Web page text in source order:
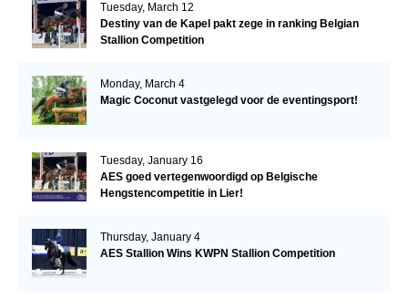
Tuesday, March 12
Destiny van de Kapel pakt zege in ranking Belgian
Stallion Competition
Monday, March 4
Magic Coconut vastgelegd voor de eventingsport!
Tuesday, January 16
AES goed vertegenwoordigd op Belgische
Hengstencompetitie in Lier!
Thursday, January 4
AES Stallion Wins KWPN Stallion Competition